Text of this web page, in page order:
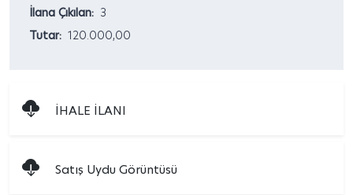
İlana Çıkılan: 3
Tutar: 120.000,00
İHALE İLANI
Satış Uydu Görüntüsü